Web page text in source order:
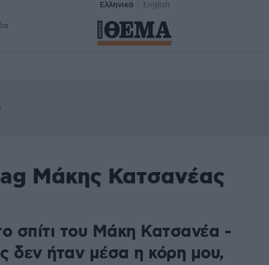
Ελληνικά English
Μάκης Κατσανέας
σπίτι του Μάκη Κατσανέα -
δεν ήταν μέσα η κόρη μου,